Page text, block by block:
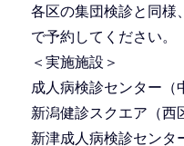
各区の集団検診と同様
で予約してください。
＜実施施設＞
成人病検診センター（
新潟健診スクエア（西
新津成人病検診センタ